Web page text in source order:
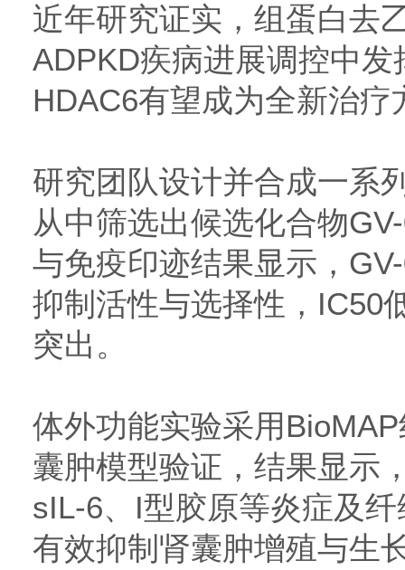
近年研究证实，组蛋白去
ADPKD疾病进展调控中
HDAC6有望成为全新治疗
研究团队设计并合成一系
从中筛选出候选化合物
与免疫印迹结果显示，
抑制活性与选择性，IC50
突出。
体外功能实验采用
囊肿模型验证，结果显示
sIL-6、I型胶原等炎症及
有效抑制肾囊肿增殖与生